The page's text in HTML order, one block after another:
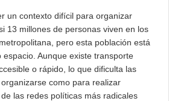
un contexto difícil para organizar
13 millones de personas viven en los
pero esta población está
Aunque existe transporte
o rápido, lo que dificulta las
como para realizar
las redes políticas más radicales